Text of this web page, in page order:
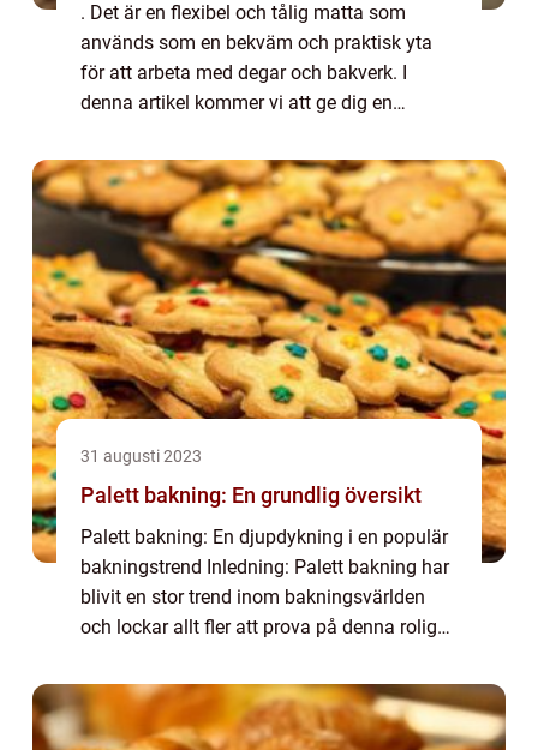
. Det är en flexibel och tålig matta som
används som en bekväm och praktisk yta
för att arbeta med degar och bakverk. I
denna artikel kommer vi att ge dig en
bakning”, inklusive vad det är, vilka typer...
31 augusti 2023
Palett bakning: En grundlig översikt
Palett bakning: En djupdykning i en populär
bakningstrend Inledning: Palett bakning har
blivit en stor trend inom bakningsvärlden
och lockar allt fler att prova på denna roliga
vi att ge dig en översikt av ...